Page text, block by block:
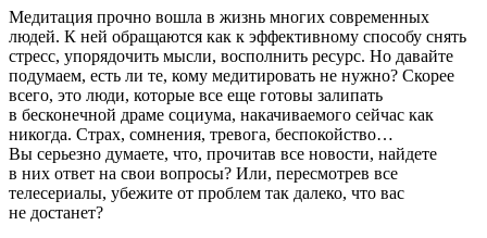
Медитация прочно вошла в жизнь многих современных
людей. К ней обращаются как к эффективному способу снять
стресс, упорядочить мысли, восполнить ресурс. Но давайте
подумаем, есть ли те, кому медитировать не нужно? Скорее
всего, это люди, которые все еще готовы залипать
в бесконечной драме социума, накачиваемого сейчас как
никогда. Страх, сомнения, тревога, беспокойство…
Вы серьезно думаете, что, прочитав все новости, найдете
в них ответ на свои вопросы? Или, пересмотрев все
телесериалы, убежите от проблем так далеко, что вас
не достанет?